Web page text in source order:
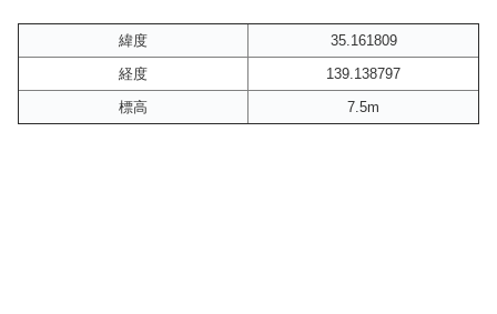
緯度
35.161809
経度
139.138797
標高
7.5m